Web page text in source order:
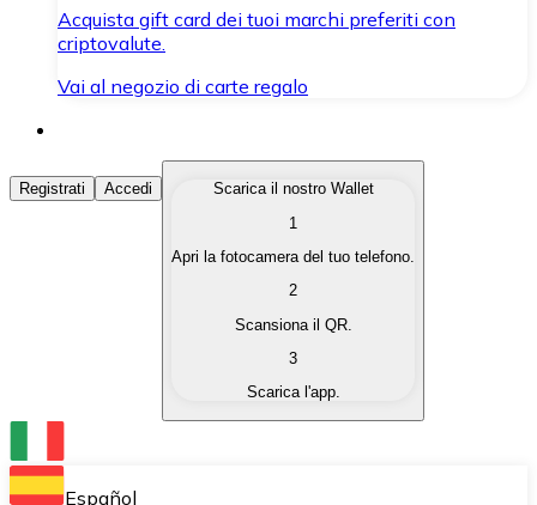
Acquista gift card dei tuoi marchi preferiti con
criptovalute.
Vai al negozio di carte regalo
Acquista Criptovalute
Acquista le criptovalute che ti interessano in modo
Converti le tue criptovalute in valuta fiat quando ne
Scambia una criptovaluta con un'altra
Conserva le tue cripto in un Wallet self-custodial.
Registrati Accedi
Scarica il nostro Wallet
1
Apri la fotocamera del tuo telefono.
2
Scansiona il QR.
3
Scarica l'app.
Español